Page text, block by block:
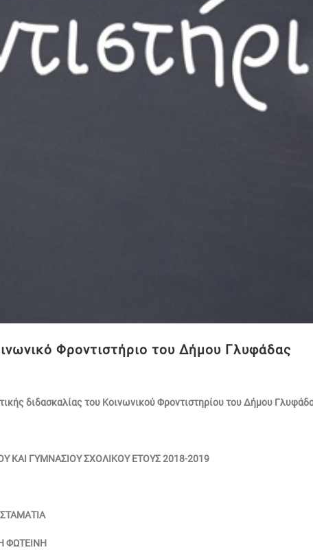
Φροντιστήριο του Δήμου Γλυφάδας
διδασκαλίας του Κοινωνικού Φροντιστηρίου του Δήμου
ΓΥΜΝΑΣΙΟΥ ΣΧΟΛΙΚΟΥ ΕΤΟΥΣ 2018-2019
ΦΩΤΕΙΝΗ